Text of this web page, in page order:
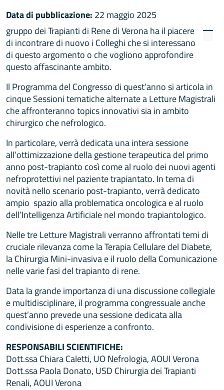
Data di pubblicazione: 22 maggio 2025
gruppo dei Trapianti di Rene di Verona ha il piacere
di incontrare di nuovo i Colleghi che si interessano
di questo argomento o che vogliono approfondire
questo affascinante ambito.
Il Programma del Congresso di quest’anno si articola in
cinque Sessioni tematiche alternate a Letture Magistrali
che affronteranno topics innovativi sia in ambito
chirurgico che nefrologico.
In particolare, verrà dedicata una intera sessione
all’ottimizzazione della gestione terapeutica del primo
anno post-trapianto così come al ruolo dei nuovi agenti
nefroprotettivi nel paziente trapiantato. In tema di
novità nello scenario post-trapianto, verrà dedicato
ampio spazio alla problematica oncologica e al ruolo
dell’Intelligenza Artificiale nel mondo trapiantologico.
Nelle tre Letture Magistrali verranno affrontati temi di
cruciale rilevanza come la Terapia Cellulare del Diabete,
la Chirurgia Mini-invasiva e il ruolo della Comunicazione
nelle varie fasi del trapianto di rene.
Data la grande importanza di una discussione collegiale
e multidisciplinare, il programma congressuale anche
quest’anno prevede una sessione dedicata alla
condivisione di esperienze a confronto.
RESPONSABILI SCIENTIFICHE:
Dott.ssa Chiara Caletti, UO Nefrologia, AOUI Verona
Dott.ssa Paola Donato, USD Chirurgia dei Trapianti
Renali, AOUI Verona